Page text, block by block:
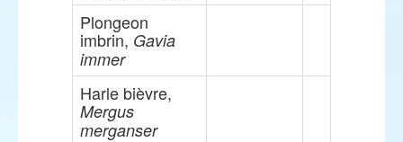
Plongeon
imbrin, Gavia
immer
Harle bièvre,
Mergus
merganser